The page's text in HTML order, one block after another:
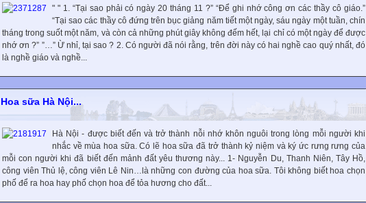
" " 1. “Tại sao phải có ngày 20 tháng 11 ?” “Để ghi nhớ công ơn các thầy cô giáo.”
“Tại sao các thầy cô đứng trên bục giảng năm tiết một ngày, sáu ngày một tuần, chín
tháng trong suốt một năm, và còn cả những phút giây không đếm hết, lại chỉ có một ngày để được
nhớ ơn ?” ”…” Ừ nhỉ, tại sao ? 2. Có người đã nói rằng, trên đời này có hai nghề cao quý nhất, đó
là nghề giáo và nghề...
Hoa sữa Hà Nội...
Hà Nội - được biết đến và trở thành nỗi nhớ khôn nguôi trong lòng mỗi người khi
nhắc về mùa hoa sữa. Có lẽ hoa sữa đã trở thành kỷ niệm và ký ức rưng rưng của
mỗi con người khi đã biết đến mảnh đất yêu thương này... 1- Nguyễn Du, Thanh Niên, Tây Hồ,
công viên Thủ lệ, công viên Lê Nin…là những con đường của hoa sữa. Tôi không biết hoa chọn
phố để ra hoa hay phố chọn hoa để tỏa hương cho đất...